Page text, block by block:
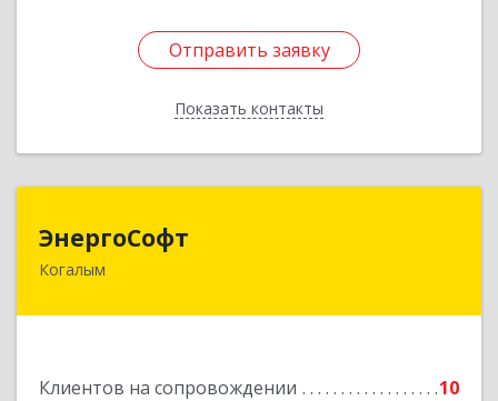
Отправить заявку
Показать контакты
Отправить заявку
Назад
ЭнергоСофт
Когалым
Клиентов на сопровождении 10
628485, Ханты-Мансийский Автономный округ
Подробнее